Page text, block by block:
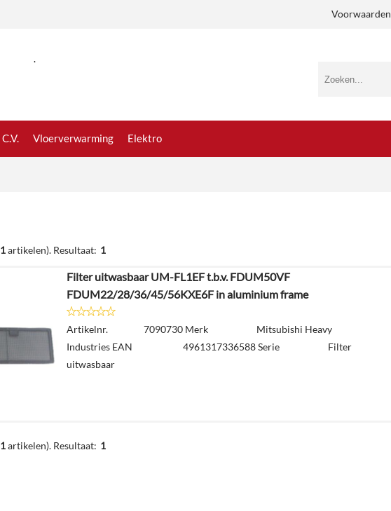
Voorwaarden
.
C.V. Vloerverwarming Elektro
1artikelen). Resultaat: 1
Filter uitwasbaar UM-FL1EF t.b.v. FDUM50VF
FDUM22/28/36/45/56KXE6F in aluminium frame
Artikelnr. 7090730 Merk Mitsubishi Heavy
Industries EAN 4961317336588 Serie Filter
uitwasbaar
1artikelen). Resultaat: 1